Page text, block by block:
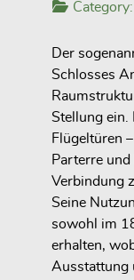
Category:
Der
Schlosses
Stellung ein.
Flügeltüren
Parterre
Verbindung
Seine
sowohl im
erhalten,
Ausstattung